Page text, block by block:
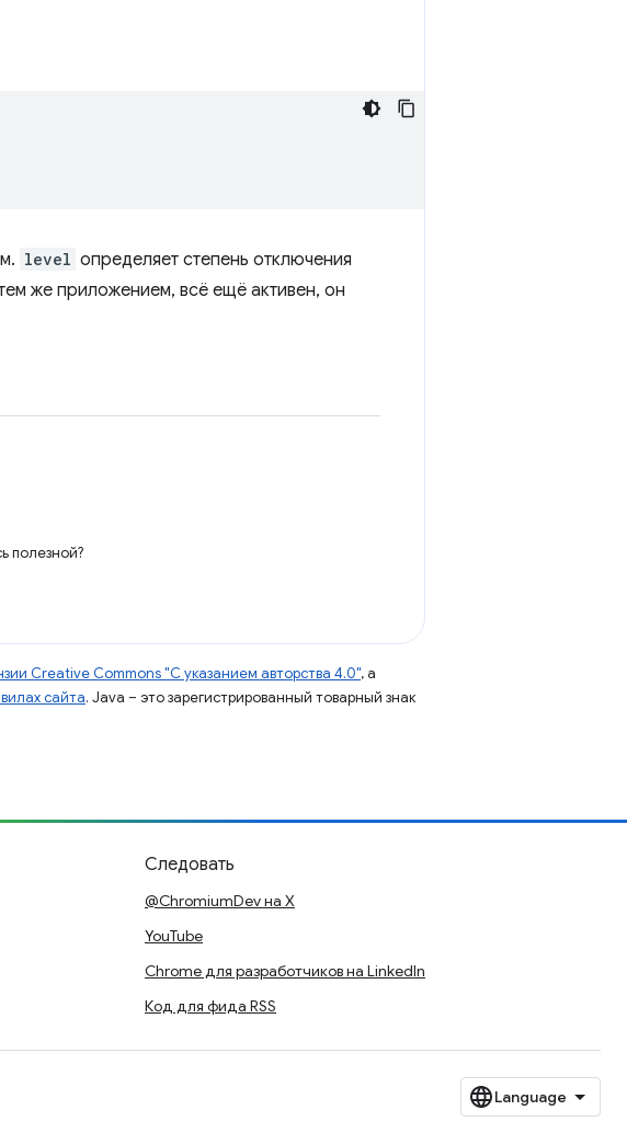
level определяет степень отключения
же приложением, всё ещё активен, он
полезной?
Creative Commons "С указанием авторства 4.0", а
сайта. Java – это зарегистрированный товарный знак
Следовать
@ChromiumDev на X
YouTube
Chrome для разработчиков на LinkedIn
Код для фида RSS